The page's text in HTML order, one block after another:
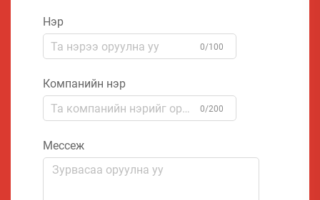
Нэр
0/100
Компанийн нэр
0/200
Мессеж